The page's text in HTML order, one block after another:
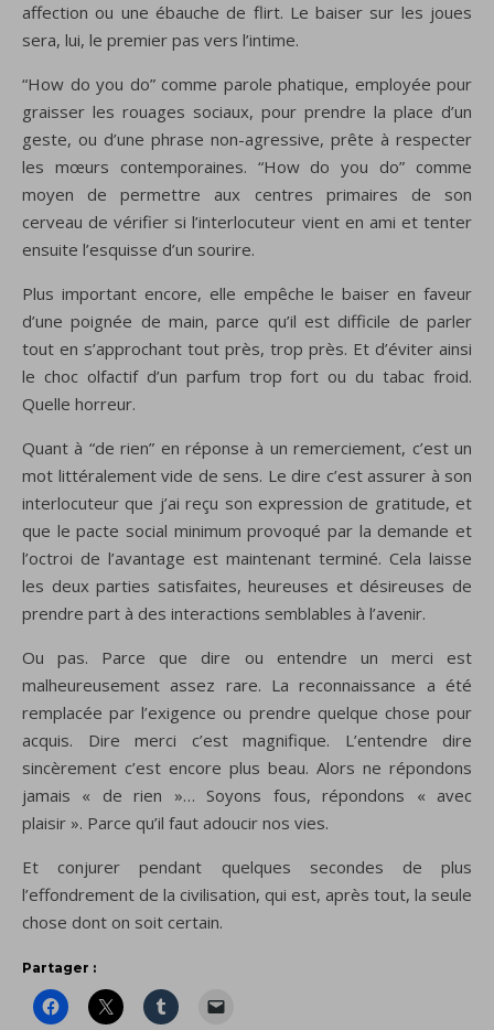
affection ou une ébauche de flirt. Le baiser sur les joues
sera, lui, le premier pas vers l’intime.
“How do you do” comme parole phatique, employée pour
graisser les rouages sociaux, pour prendre la place d’un
geste, ou d’une phrase non-agressive, prête à respecter
les mœurs contemporaines. “How do you do” comme
moyen de permettre aux centres primaires de son
cerveau de vérifier si l’interlocuteur vient en ami et tenter
ensuite l’esquisse d’un sourire.
Plus important encore, elle empêche le baiser en faveur
d’une poignée de main, parce qu’il est difficile de parler
tout en s’approchant tout près, trop près. Et d’éviter ainsi
le choc olfactif d’un parfum trop fort ou du tabac froid.
Quelle horreur.
Quant à “de rien” en réponse à un remerciement, c’est un
mot littéralement vide de sens. Le dire c’est assurer à son
interlocuteur que j’ai reçu son expression de gratitude, et
que le pacte social minimum provoqué par la demande et
l’octroi de l’avantage est maintenant terminé. Cela laisse
les deux parties satisfaites, heureuses et désireuses de
prendre part à des interactions semblables à l’avenir.
Ou pas. Parce que dire ou entendre un merci est
malheureusement assez rare. La reconnaissance a été
remplacée par l’exigence ou prendre quelque chose pour
acquis. Dire merci c’est magnifique. L’entendre dire
sincèrement c’est encore plus beau. Alors ne répondons
jamais « de rien »… Soyons fous, répondons « avec
plaisir ». Parce qu’il faut adoucir nos vies.
Et conjurer pendant quelques secondes de plus
l’effondrement de la civilisation, qui est, après tout, la seule
chose dont on soit certain.
Partager :